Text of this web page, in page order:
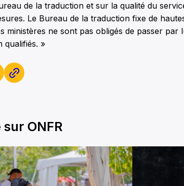
de la traduction et sur la qualité du
Le Bureau de la traduction fixe de
ministères ne sont pas obligés de passer
qualifiés. »
ONFR